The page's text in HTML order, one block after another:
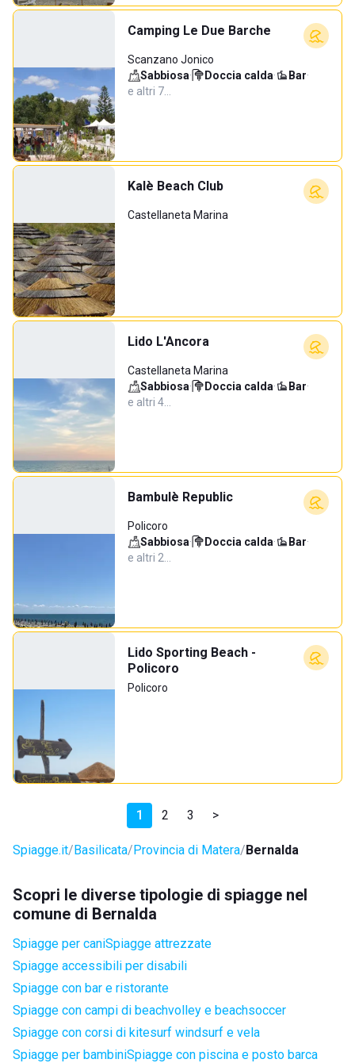
Camping Le Due Barche
Scanzano Jonico
Sabbiosa· Doccia calda· Bar·
e altri 7…
Kalè Beach Club
Castellaneta Marina
Lido L'Ancora
Castellaneta Marina
Sabbiosa· Doccia calda· Bar·
e altri 4…
Bambulè Republic
Policoro
Sabbiosa· Doccia calda· Bar·
e altri 2…
Lido Sporting Beach -
Policoro
Policoro
1 2 3 >
Spiagge.it Basilicata Provincia di Matera Bernalda
Scopri le diverse tipologie di spiagge nel
comune di Bernalda
Spiagge per caniSpiagge attrezzate
Spiagge accessibili per disabili
Spiagge con bar e ristorante
Spiagge con campi di beachvolley e beachsoccer
Spiagge con corsi di kitesurf windsurf e vela
Spiagge per bambiniSpiagge con piscina e posto barca